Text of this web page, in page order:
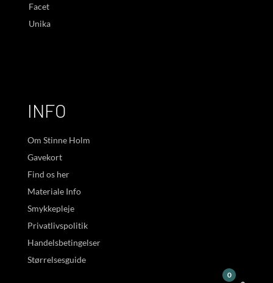
Facet
Unika
INFO
Om Stinne Holm
Gavekort
Find os her
Materiale Info
Smykkepleje
Privatlivspolitik
Handelsbetingelser
Størrelsesguide
0